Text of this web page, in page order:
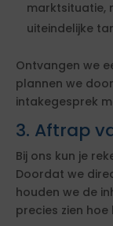
marktsituatie,
uiteindelijke
Ontvangen we
plannen we
intakegesprek
3. Aftrap
Bij ons kun je
Doordat we
houden we de
precies zien